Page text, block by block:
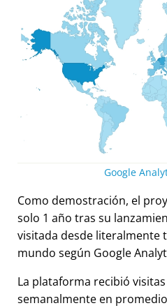
Google
Como demostración, el
solo 1 año tras su
visitada desde literalmente
mundo según Google
La plataforma recibió
semanalmente en